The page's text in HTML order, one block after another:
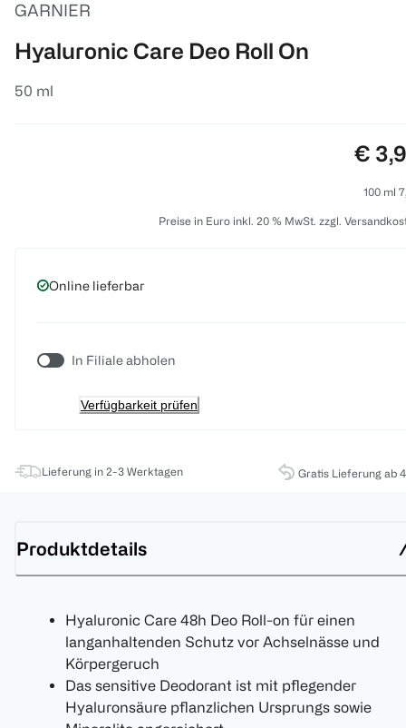
GARNIER
Hyaluronic Care Deo Roll On
50 ml
€
100 ml
Preise in Euro inkl. 20 % MwSt. zzgl.
Online lieferbar
In Filiale abholen
Verfügbarkeit prüfen
Lieferung in 2-3 Werktagen Gratis Lieferung ab
Produktdetails
Hyaluronic Care 48h Deo Roll-on für einen
langanhaltenden Schutz vor Achselnässe und
Körpergeruch
Das sensitive Deodorant ist mit pflegender
Hyaluronsäure pflanzlichen Ursprungs sowie